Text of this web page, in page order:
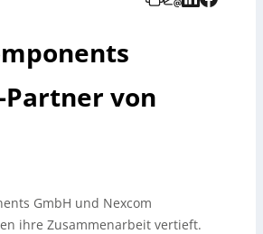
Partner von
GmbH und Nexcom
ihre Zusammenarbeit vertieft.